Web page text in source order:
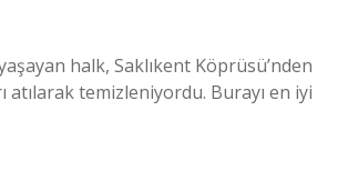
halk, Saklıkent Köprüsü’nden
temizleniyordu. Burayı en iyi